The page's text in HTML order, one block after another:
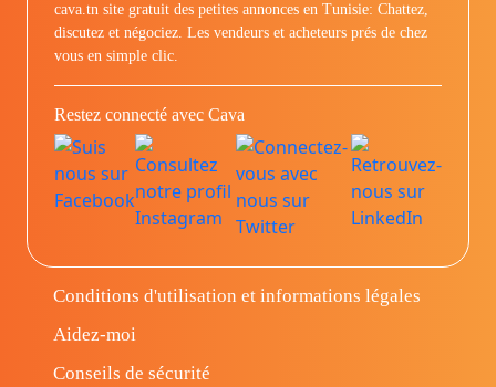
cava.tn site gratuit des petites annonces en Tunisie: Chattez,
discutez et négociez. Les vendeurs et acheteurs prés de chez
vous en simple clic.
Restez connecté avec Cava
Conditions d'utilisation et informations légales
Aidez-moi
Conseils de sécurité